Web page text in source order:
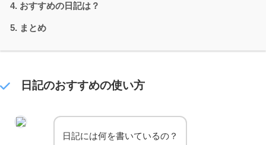
おすすめの日記は？
まとめ
日記のおすすめの使い方
日記には何を書いているの？